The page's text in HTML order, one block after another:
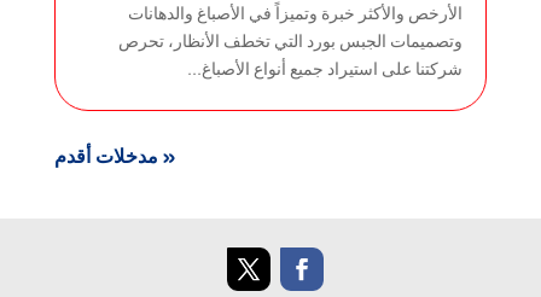
الأرخص والأكثر خبرة وتميزاً في الأصباغ والدهانات
وتصميمات الجبس بورد التي تخطف الأنظار، تحرص
شركتنا على استيراد جميع أنواع الأصباغ...
« مدخلات أقدم